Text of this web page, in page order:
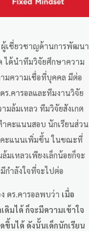
ผู้เชี่ยวชาญด้านการพัฒนา
ด้นำทีมวิจัยศึกษาความ
มความเชื่อที่บุคคล มีต่อ
ร.คารอลและทีมงานวิจัย
มล้มเหลว ทีมวิจัยสังเกต
ำคะแนนสอบ นักเรียนส่วน
คะแนนเพิ่มขึ้น ในขณะที่
มเหลวเพียงเล็กน้อยก็จะ
กำลังใจที่จะไปต่อ
ดร.คารอลพบว่า เมื่อ
ดิมได้ ก็จะมีความเข้าใจ
นได้ ดังนั้นเด็กนักเรียน